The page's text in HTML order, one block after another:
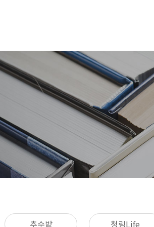
추수밭 청림Life